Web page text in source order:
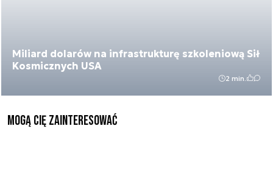
Miliard dolarów na infrastrukturę szkoleniową Sił
Kosmicznych USA
2 min.
Mogą Cię zainteresować